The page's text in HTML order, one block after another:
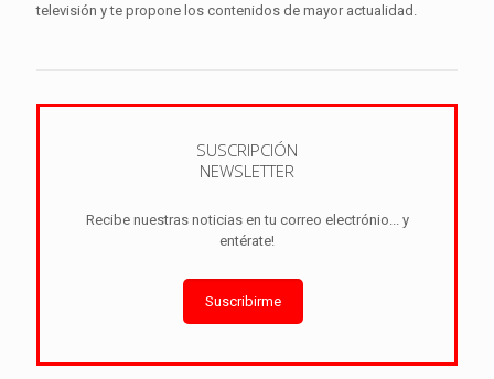
televisión y te propone los contenidos de mayor actualidad.
SUSCRIPCIÓN
NEWSLETTER
Recibe nuestras noticias en tu correo electrónio... y
entérate!
Suscribirme